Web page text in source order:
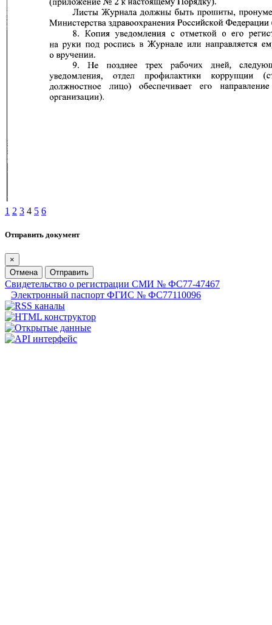
1 2 3 4 5 6
Отправить документ
×
Отмена
Отправить
Свидетельство о регистрации СМИ № ФС77-47467
Электронный паспорт ФГИС № ФС77110096